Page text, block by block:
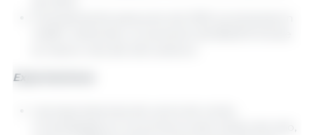
Exportaciones
consolidadas en los primeros seis meses del año,